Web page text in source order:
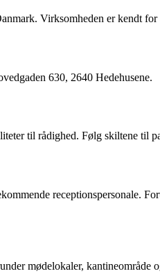
Virksomheden er kendt
630, 2640 Hedehusene.
til rådighed. Følg skiltene til
receptionspersonale.
mødelokaler,